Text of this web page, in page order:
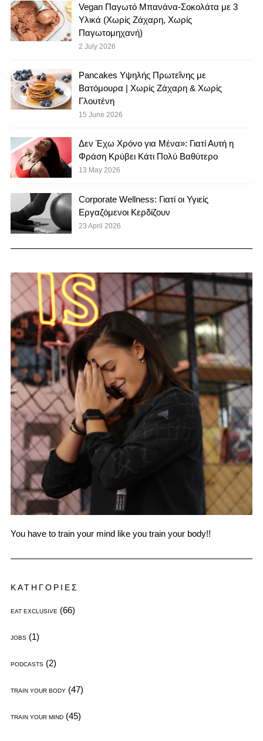
Vegan Παγωτό Μπανάνα-Σοκολάτα με 3
Υλικά (Χωρίς Ζάχαρη, Χωρίς
Παγωτομηχανή)
2 July 2026
Pancakes Υψηλής Πρωτεΐνης με
Βατόμουρα | Χωρίς Ζάχαρη & Χωρίς
Γλουτένη
15 June 2026
Δεν Έχω Χρόνο για Μένα»: Γιατί Αυτή η
Φράση Κρύβει Κάτι Πολύ Βαθύτερο
13 May 2026
Corporate Wellness: Γιατί οι Υγιείς
Εργαζόμενοι Κερδίζουν
23 April 2026
You have to train your mind like you train your body!!
ΚΑΤΗΓΟΡΙΕΣ
EAT EXCLUSIVE (66)
JOBS(1)
PODCASTS(2)
TRAIN YOUR BODY(47)
TRAIN YOUR MIND(45)